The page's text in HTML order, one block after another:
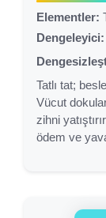
Elementler:
Dengeleyici:
Tatlı tat;
Vücut
zihni
ödem ve